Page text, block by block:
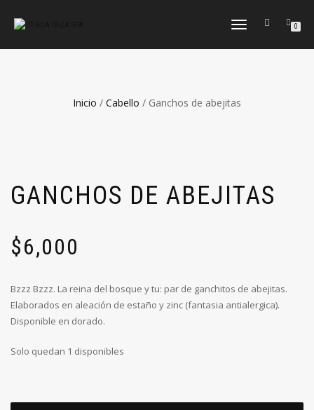
CAMBIAR
0
Inicio / Cabello / Ganchos de abejitas
GANCHOS DE ABEJITAS
$6,000
Bzzz Bzzz. La reina del bosque y tu: par de ganchitos de abejitas.
Elaborados en aleación de estaño y zinc (fantasia antialergica).
Disponible en dorado.
Solo quedan 1 disponibles